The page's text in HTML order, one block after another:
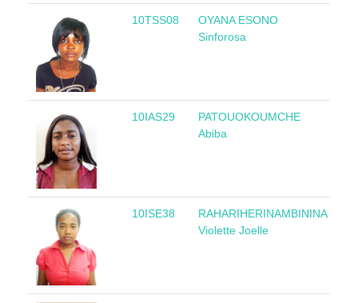
10TSS08
OYANA ESONO
Sinforosa
10IAS29
PATOUOKOUMCHE
Abiba
10ISE38
RAHARIHERINAMBININA
Violette Joelle